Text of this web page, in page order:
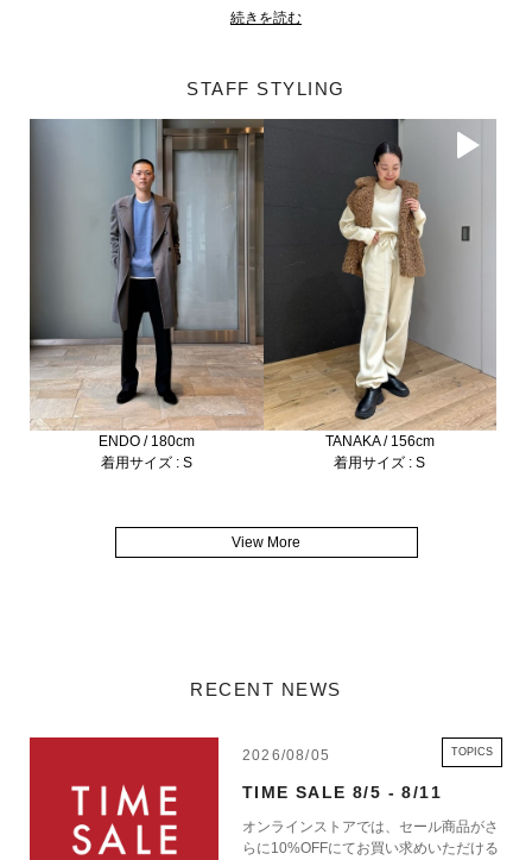
ジップパーカー 品番：61-234-12-120018 詳細はこちら
続きを読む
STAFF STYLING
ENDO / 180cm
着用サイズ : S
TANAKA / 156cm
着用サイズ : S
View More
RECENT NEWS
2026/08/05 TOPICS
TIME SALE 8/5 - 8/11
オンラインストアでは、セール商品がさ
らに10%OFFにてお買い求めいただける